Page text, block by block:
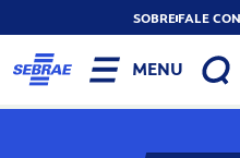
SOBREFALE
MENU